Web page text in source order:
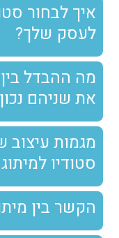
איך לבחור
לעסק שלך?
מה ההבדל בין
את שניהם נכון
סטודיו
הקשר בין